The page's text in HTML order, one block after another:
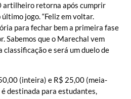
artilheiro retorna após cumprir
jogo. “Feliz em voltar.
para fechar bem a primeira fase
Sabemos que o Marechal vem
e será um duelo de
(inteira) e R$ 25,00 (meia-
destinada para estudantes,